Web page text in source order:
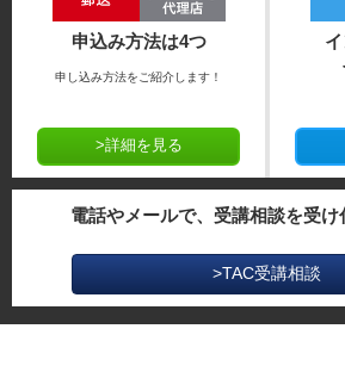
申込み方法は4つ
申し込み方法をご紹介します！
>詳細を見る
電話やメールで、受講相談を受け
>TAC受講相談